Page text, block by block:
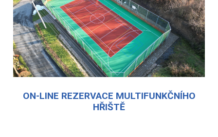
ON-LINE REZERVACE MULTIFUNKČNÍHO
HŘIŠTĚ